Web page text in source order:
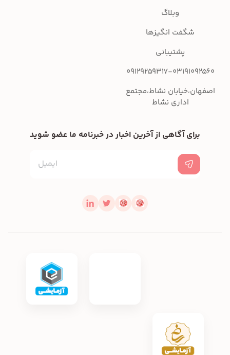
وبلاگ
شگفت انگیزها
پشتیبانی
09129259317-03191092560
اصفهان،خیابان نشاط،مجتمع
اداری نشاط
برای آگاهی از آخرین اخبار در خبرنامه ما عضو شوید